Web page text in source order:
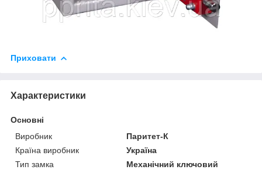
Приховати
Характеристики
Основні
Виробник
Паритет-К
Країна виробник
Україна
Тип замка
Механічний ключовий